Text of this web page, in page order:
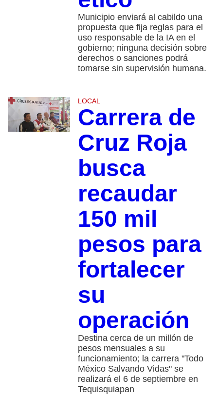
Municipio enviará al cabildo una
propuesta que fija reglas para el
uso responsable de la IA en el
gobierno; ninguna decisión sobre
derechos o sanciones podrá
tomarse sin supervisión humana.
LOCAL
Carrera de
Cruz Roja
busca
recaudar
150 mil
pesos para
fortalecer
su
operación
Destina cerca de un millón de
pesos mensuales a su
funcionamiento; la carrera "Todo
México Salvando Vidas" se
realizará el 6 de septiembre en
Tequisquiapan